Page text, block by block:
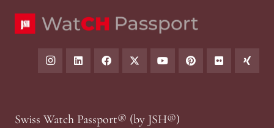
Swiss Watch Passport® (by JSH®)